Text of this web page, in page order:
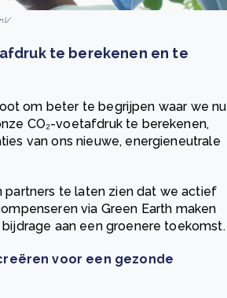
te berekenen en te
om beter te begrijpen waar we nu
CO₂-voetafdruk te berekenen,
van ons nieuwe, energieneutrale
partners te laten zien dat we actief
via Green Earth maken
aan een groenere toekomst.
voor een gezonde